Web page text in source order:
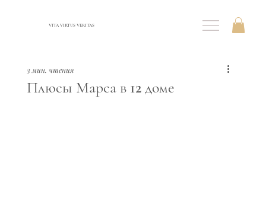
VITA VIRTUS VERITAS
Плюсы Марса в 12 доме
3 мин. чтения